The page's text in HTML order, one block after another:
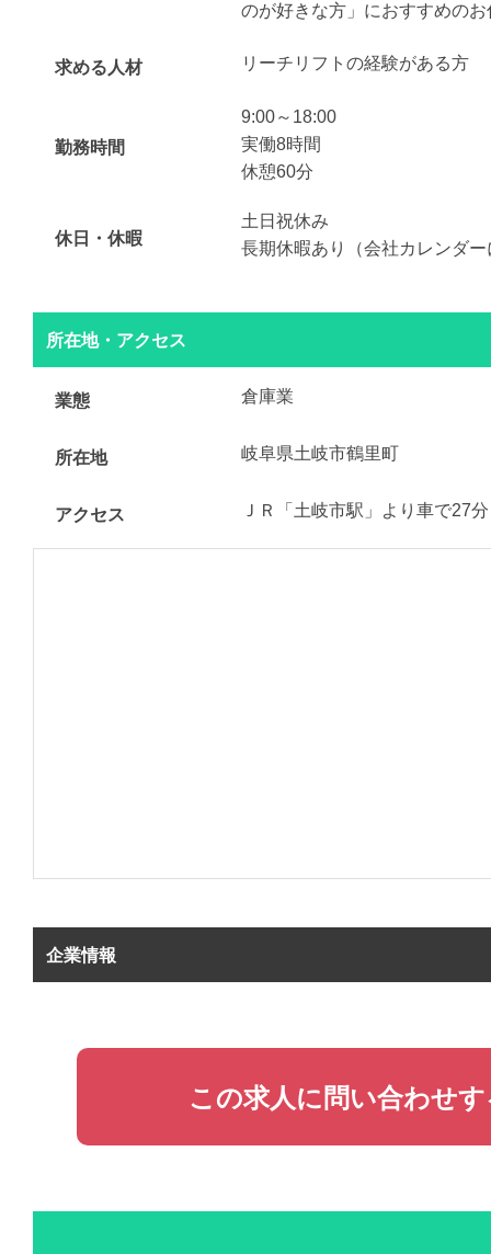
のが好きな方」におすすめの
求める人材 リーチリフトの経験がある方
勤務時間
9:00～18:00
実働8時間
休憩60分
休日・休暇
土日祝休み
長期休暇あり（会社カレンダー
所在地・アクセス
業態 倉庫業
所在地 岐阜県土岐市鶴里町
アクセス ＪＲ「土岐市駅」より車で27分
企業情報
この求人に問い合わせ